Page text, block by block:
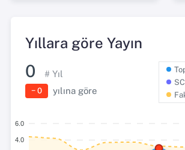
Yıllara göre Yayın
0 # Yıl
− 0 yılına göre
6.0
4.0